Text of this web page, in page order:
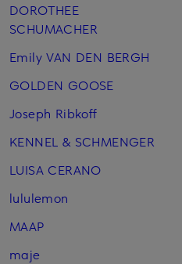
DOROTHEE
SCHUMACHER
Emily VAN DEN BERGH
GOLDEN GOOSE
Joseph Ribkoff
KENNEL & SCHMENGER
LUISA CERANO
lululemon
MAAP
maje